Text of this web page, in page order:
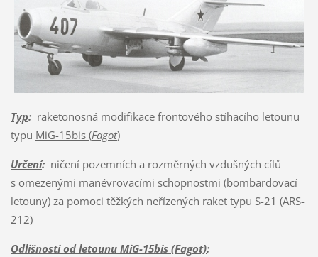
Typ:raketonosná modifikace frontového stíhacího letounu
typu MiG-15bis (Fagot)
Určení:ničení pozemních a rozměrných vzdušných cílů
s omezenými manévrovacími schopnostmi (bombardovací
letouny) za pomoci těžkých neřízených raket typu S-21 (ARS-
212)
Odlišnosti od letounu MiG-15bis (Fagot):